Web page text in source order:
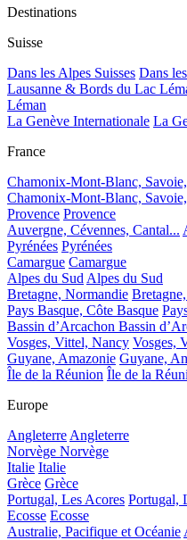
Destinations
Suisse
Dans les Alpes Suisses Dans
Lausanne & Bords du Lac
Léman
La Genève Internationale La
France
Chamonix-Mont-Blanc,
Chamonix-Mont-Blanc,
Provence Provence
Auvergne, Cévennes, Cantal...
Pyrénées Pyrénées
Camargue Camargue
Alpes du Sud Alpes du Sud
Bretagne, Normandie
Pays Basque, Côte Basque
Bassin d’Arcachon Bassin
Vosges, Vittel, Nancy Vosges,
Guyane, Amazonie Guyane,
Île de la Réunion Île de la
Europe
Angleterre Angleterre
Norvège Norvège
Italie Italie
Grèce Grèce
Portugal, Les Acores Portugal,
Ecosse Ecosse
Australie, Pacifique et Océanie